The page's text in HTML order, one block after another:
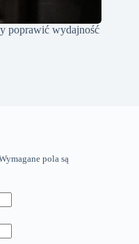
poprawić wydajność
pola są